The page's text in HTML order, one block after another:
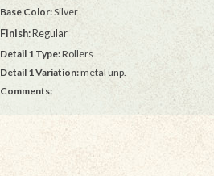
Base Color:Silver
Finish:Regular
Detail 1 Type:Rollers
Detail 1 Variation:metal unp.
Comments: